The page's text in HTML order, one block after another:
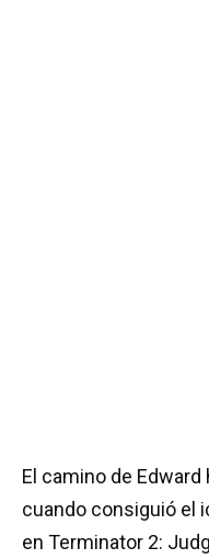
El camino de
cuando consiguió el
en Terminator 2: